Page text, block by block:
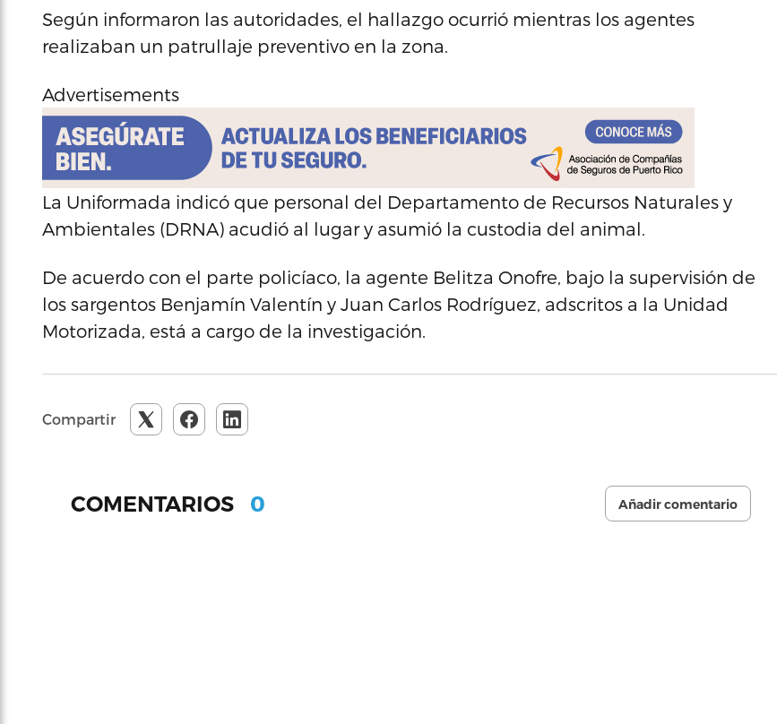
Según informaron las autoridades, el hallazgo ocurrió mientras los agentes
realizaban un patrullaje preventivo en la zona.
Advertisements
La Uniformada indicó que personal del Departamento de Recursos Naturales y
Ambientales (DRNA) acudió al lugar y asumió la custodia del animal.
De acuerdo con el parte policíaco, la agente Belitza Onofre, bajo la supervisión de
los sargentos Benjamín Valentín y Juan Carlos Rodríguez, adscritos a la Unidad
Motorizada, está a cargo de la investigación.
Compartir
COMENTARIOS 0 Añadir comentario